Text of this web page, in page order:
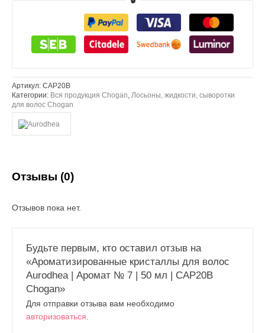
Артикул: CAP20B
Категории: Вся продукция Chogan, Лосьоны, жидкости, сыворотки
для волос Chogan
Отзывы (0)
Отзывов пока нет.
Будьте первым, кто оставил отзыв на
«Ароматизированные кристаллы для волос
Aurodhea | Аромат № 7 | 50 мл | CAP20B
Chogan»
Для отправки отзыва вам необходимо
авторизоваться.